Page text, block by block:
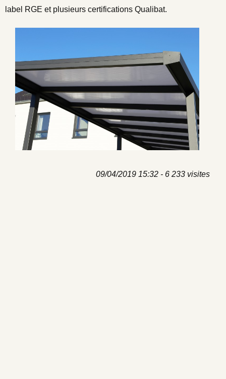
label RGE et plusieurs certifications Qualibat.
09/04/2019 15:32 - 6 233 visites